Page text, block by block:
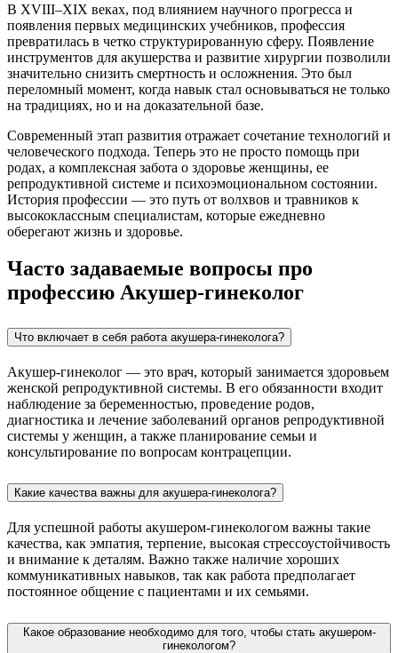
В XVIII–XIX веках, под влиянием научного прогресса и
появления первых медицинских учебников, профессия
превратилась в четко структурированную сферу. Появление
инструментов для акушерства и развитие хирургии позволили
значительно снизить смертность и осложнения. Это был
переломный момент, когда навык стал основываться не только
на традициях, но и на доказательной базе.
Современный этап развития отражает сочетание технологий и
человеческого подхода. Теперь это не просто помощь при
родах, а комплексная забота о здоровье женщины, ее
репродуктивной системе и психоэмоциональном состоянии.
История профессии — это путь от волхвов и травников к
высококлассным специалистам, которые ежедневно
оберегают жизнь и здоровье.
Часто задаваемые вопросы про
профессию Акушер-гинеколог
Что включает в себя работа акушера-гинеколога?
Акушер-гинеколог — это врач, который занимается здоровьем
женской репродуктивной системы. В его обязанности входит
наблюдение за беременностью, проведение родов,
диагностика и лечение заболеваний органов репродуктивной
системы у женщин, а также планирование семьи и
консультирование по вопросам контрацепции.
Какие качества важны для акушера-гинеколога?
Для успешной работы акушером-гинекологом важны такие
качества, как эмпатия, терпение, высокая стрессоустойчивость
и внимание к деталям. Важно также наличие хороших
коммуникативных навыков, так как работа предполагает
постоянное общение с пациентами и их семьями.
Какое образование необходимо для того, чтобы стать акушером-
гинекологом?